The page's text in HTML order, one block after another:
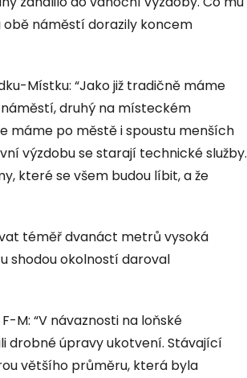
náměstí dorazily koncem
Místku: “Jako již tradičně máme
druhý na místeckém
máme po městě i spoustu menších
výzdobu se starají technické služby.
které se všem budou líbit, a že
téměř dvanáct metrů vysoká
shodou okolností daroval
M: “V návaznosti na loňské
drobné úpravy ukotvení. Stávající
většího průměru, která byla